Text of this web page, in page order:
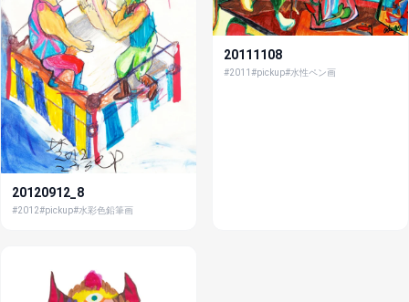
20120912_8
#2012#pickup#水彩色鉛筆画
20111108
#2011 #pickup#水性ペン画